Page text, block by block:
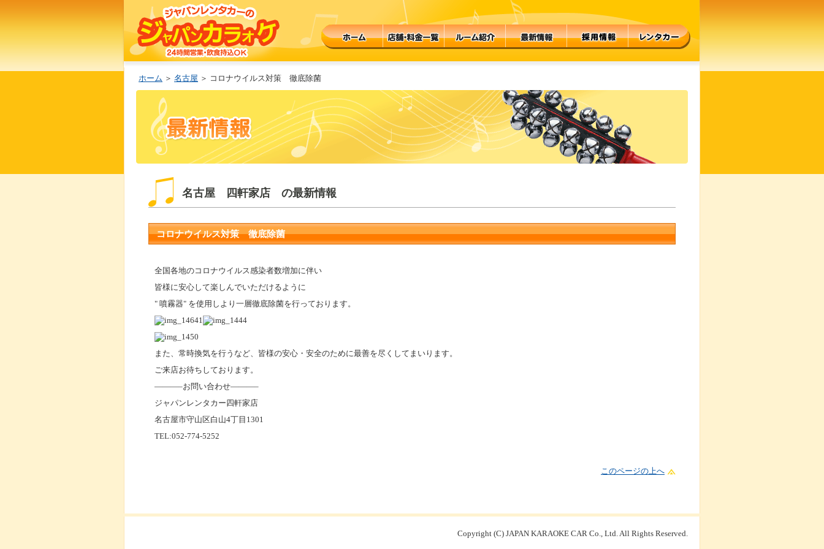
ホーム ＞ 名古屋 ＞ コロナウイルス対策 徹底除菌
名古屋 四軒家店 の最新情報
コロナウイルス対策 徹底除菌
全国各地のコロナウイルス感染者数増加に伴い
皆様に安心して楽しんでいただけるように
" 噴霧器" を使用しより一層徹底除菌を行っております。
また、常時換気を行うなど、皆様の安心・安全のために最善を尽くしてまいります。
ご来店お待ちしております。
———–お問い合わせ———–
ジャパンレンタカー四軒家店
名古屋市守山区白山4丁目1301
TEL:052-774-5252
このページの上へ
Copyright (C) JAPAN KARAOKE CAR Co., Ltd. All Rights Reserved.